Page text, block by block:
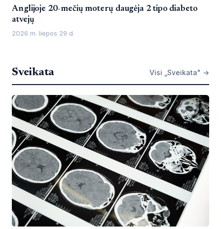
Anglijoje 20-mečių moterų daugėja 2 tipo diabeto
atvejų
2026 m. liepos 29 d.
Sveikata Visi „Sveikata" →